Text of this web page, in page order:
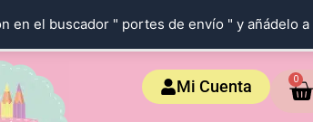
en el buscador " portes de envío " y añádelo
Mi Cuenta 0